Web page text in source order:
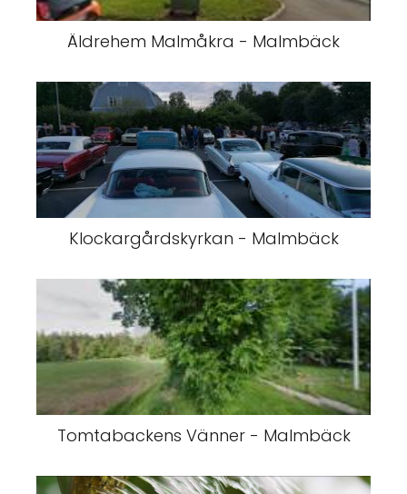
Äldrehem Malmåkra - Malmbäck
Klockargårdskyrkan - Malmbäck
Tomtabackens Vänner - Malmbäck